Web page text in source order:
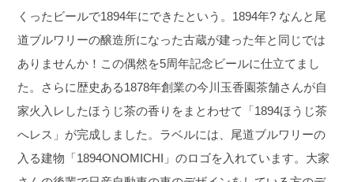
くったビールで1894年にできたという。1894年? なんと尾
道ブルワリーの醸造所になった古蔵が建った年と同じでは
ありませんか！この偶然を5周年記念ビールに仕立てまし
た。さらに歴史ある1878年創業の今川玉香園茶舗さんが自
家火入レしたほうじ茶の香りをまとわせて「1894ほうじ茶
へレス」が完成しました。ラベルには、尾道ブルワリーの
入る建物「1894ONOMICHI」のロゴを入れています。大家